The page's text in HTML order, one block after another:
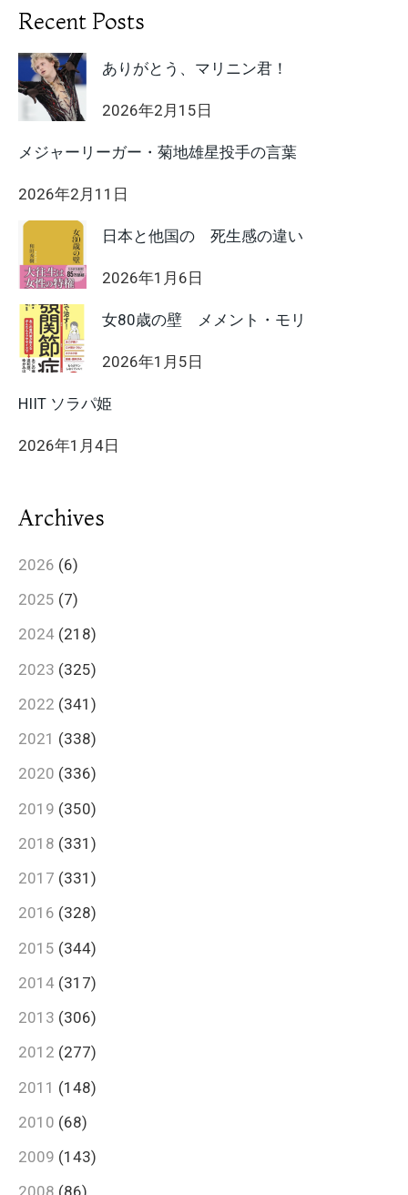
Recent Posts
ありがとう、マリニン君！
2026年2月15日
メジャーリーガー・菊地雄星投手の言葉
2026年2月11日
日本と他国の 死生感の違い
2026年1月6日
女80歳の壁 メメント・モリ
2026年1月5日
HIIT ソラパ姫
2026年1月4日
Archives
2026 (6)
2025 (7)
2024 (218)
2023 (325)
2022 (341)
2021 (338)
2020 (336)
2019 (350)
2018 (331)
2017 (331)
2016 (328)
2015 (344)
2014 (317)
2013 (306)
2012 (277)
2011 (148)
2010 (68)
2009 (143)